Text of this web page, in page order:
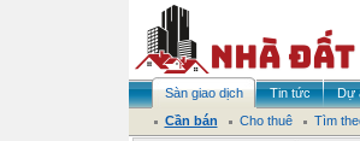
Sàn giao dịch Tin tức Dự
Cần bán
Cho thuê
Tìm